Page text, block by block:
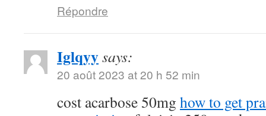
Répondre
Iglqyysays:
20 août 2023 at 20 h 52 min
cost acarbose 50mg how to get